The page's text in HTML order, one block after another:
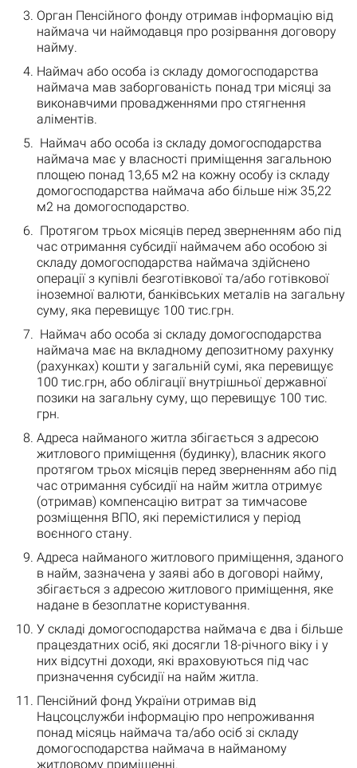
Орган Пенсійного фонду отримав інформацію від
наймача чи наймодавця про розірвання договору
найму.
Наймач або особа із складу домогосподарства
наймача мав заборгованість понад три місяці за
виконавчими провадженнями про стягнення
аліментів.
Наймач або особа із складу домогосподарства
наймача має у власності приміщення загальною
площею понад 13,65 м2 на кожну особу із складу
домогосподарства наймача або більше ніж 35,22
м2 на домогосподарство.
Протягом трьох місяців перед зверненням або під
час отримання субсидії наймачем або особою зі
складу домогосподарства наймача здійснено
операції з купівлі безготівкової та/або готівкової
іноземної валюти, банківських металів на загальну
суму, яка перевищує 100 тис.грн.
Наймач або особа зі складу домогосподарства
наймача має на вкладному депозитному рахунку
(рахунках) кошти у загальній сумі, яка перевищує
100 тис.грн, або облігації внутрішньої державної
позики на загальну суму, що перевищує 100 тис.
грн.
Адреса найманого житла збігається з адресою
житлового приміщення (будинку), власник якого
протягом трьох місяців перед зверненням або під
час отримання субсидії на найм житла отримує
(отримав) компенсацію витрат за тимчасове
розміщення ВПО, які перемістилися у період
воєнного стану.
Адреса найманого житлового приміщення, зданого
в найм, зазначена у заяві або в договорі найму,
збігається з адресою житлового приміщення, яке
надане в безоплатне користування.
У складі домогосподарства наймача є два і більше
працездатних осіб, які досягли 18-річного віку і у
них відсутні доходи, які враховуються під час
призначення субсидії на найм житла.
Пенсійний фонд України отримав від
Нацсоцслужби інформацію про непроживання
понад місяць наймача та/або осіб зі складу
домогосподарства наймача в найманому
житловому приміщенні.